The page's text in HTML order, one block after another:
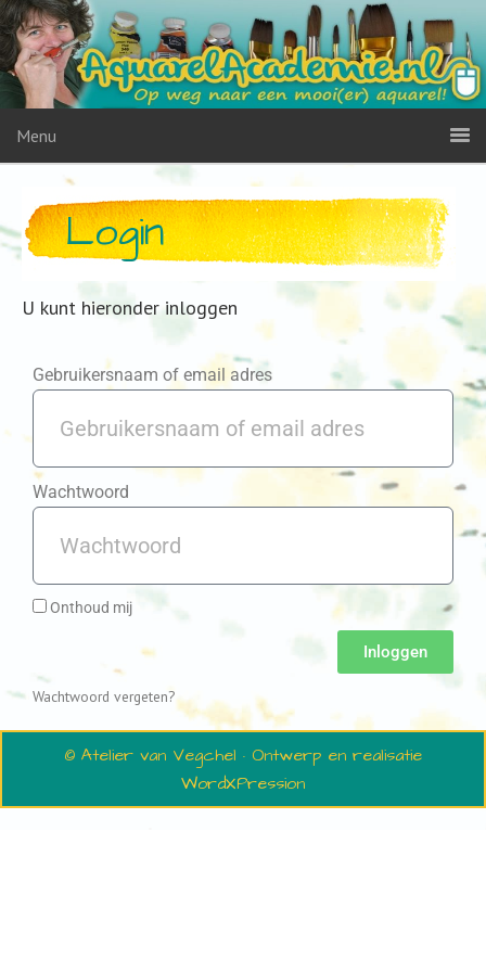
Menu
Login
U kunt hieronder inloggen
Gebruikersnaam of email adres
Wachtwoord
Onthoud mij
Inloggen
Wachtwoord vergeten?
© Atelier van Vegchel · Ontwerp en realisatie
WordXPression